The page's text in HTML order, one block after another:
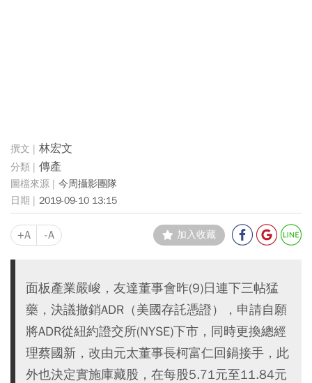
林宏文
傳產
今周攝影團隊
2019-09-10 13:15
+A -A 加入收藏
面板產業嚴峻，友達董事會昨(9)日連下三帖猛
藥，決議撤銷ADR（美國存託憑證），申請自願
將ADR從紐約證交所(NYSE)下市，同時更換總經
理蔡國新，改由元太董事長柯富仁回鍋接手，此
外也決定實施庫藏股，在每股5.71元至11.84元